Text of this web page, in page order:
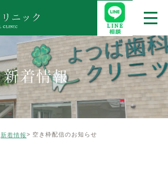
新着情報
新着情報 空き枠配信のお知らせ